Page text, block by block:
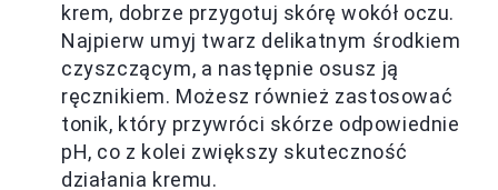
krem, dobrze przygotuj skórę wokół oczu.
Najpierw umyj twarz delikatnym środkiem
czyszczącym, a następnie osusz ją
ręcznikiem. Możesz również zastosować
tonik, który przywróci skórze odpowiednie
pH, co z kolei zwiększy skuteczność
działania kremu.